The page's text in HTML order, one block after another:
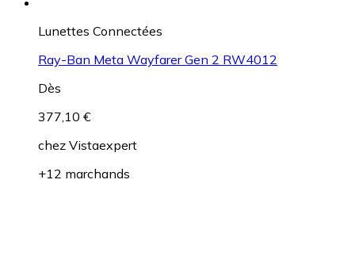
Lunettes Connectées
Ray-Ban Meta Wayfarer Gen 2 RW4012
Dès
377,10 €
chez Vistaexpert
+12 marchands